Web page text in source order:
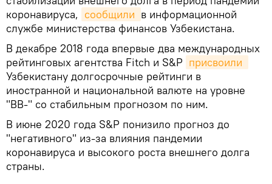
коронавируса, сообщили в информационной
службе министерства финансов Узбекистана.
В декабре 2018 года впервые два международных
рейтинговых агентства Fitch и S&P
Узбекистану долгосрочные рейтинги в
иностранной и национальной валюте на уровне
"BB-" со стабильным прогнозом по ним.
В июне 2020 года S&P понизило прогноз до
"негативного" из-за влияния пандемии
коронавируса и высокого роста внешнего долга
страны.